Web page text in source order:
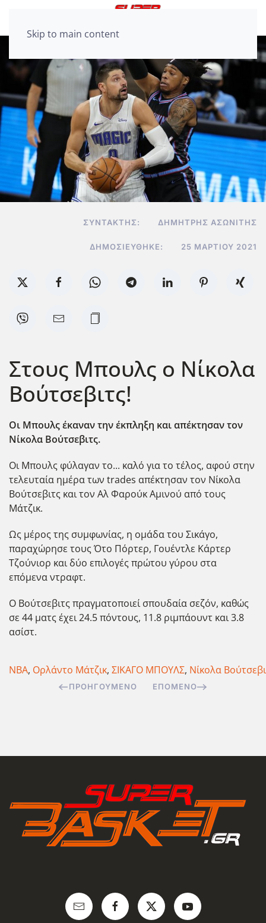
Skip to main content
ΣΥΝΤΆΚΤΗΣ: ΔΗΜΉΤΡΗΣ ΑΣΩΝΊΤΗΣ
ΔΗΜΟΣΙΕΎΘΗΚΕ: 25 ΜΑΡΤΊΟΥ 2021
Στους Μπουλς ο Νίκολα
Βούτσεβιτς!
Οι Μπουλς έκαναν την έκπληξη και απέκτησαν τον
Νίκολα Βούτσεβιτς.
Οι Μπουλς φύλαγαν το... καλό για το τέλος, αφού στην
τελευταία ημέρα των trades απέκτησαν τον Νίκολα
Βούτσεβιτς και τον Αλ Φαρούκ Αμινού από τους
Μάτζικ.
Ως μέρος της συμφωνίας, η ομάδα του Σικάγο,
παραχώρησε τους Ότο Πόρτερ, Γουέντλε Κάρτερ
Τζούνιορ και δύο επιλογές πρώτου γύρου στα
επόμενα ντραφτ.
Ο Βούτσεβιτς πραγματοποιεί σπουδαία σεζόν, καθώς
σε 44 ματς έχει 24.5 πόντους, 11.8 ριμπάουντ και 3.8
ασίστ.
NBA, Ορλάντο Μάτζικ, ΣΙΚΑΓΟ ΜΠΟΥΛΣ, Νίκολα
ΠΡΟΗΓΟΎΜΕΝΟ ΕΠΌΜΕΝΟ